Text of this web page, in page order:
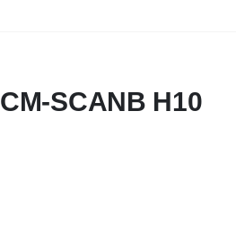
CM-SCANB H10